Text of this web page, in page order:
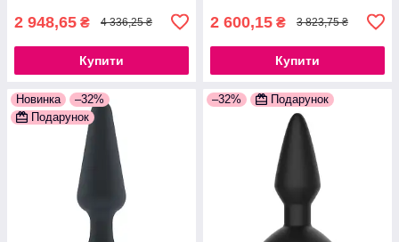
2 948,65 ₴ 4 336,25 ₴
Купити
2 600,15 ₴ 3 823,75 ₴
Купити
Новинка
–32%
Подарунок
–32% Подарунок